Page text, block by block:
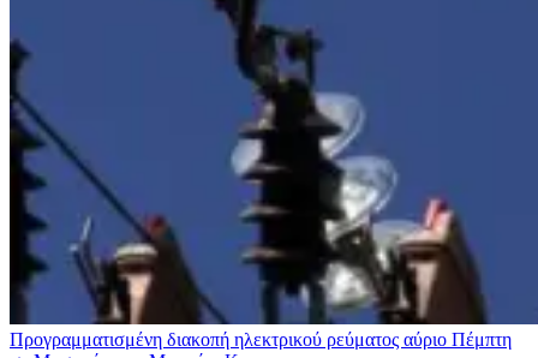
Προγραμματισμένη διακοπή ηλεκτρικού ρεύματος αύριο Πέμπτη